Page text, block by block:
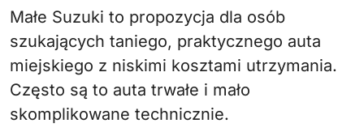
Małe Suzuki to propozycja dla osób
szukających taniego, praktycznego auta
miejskiego z niskimi kosztami utrzymania.
Często są to auta trwałe i mało
skomplikowane technicznie.